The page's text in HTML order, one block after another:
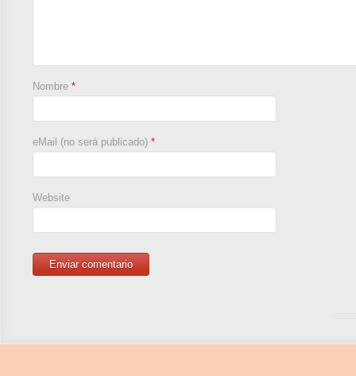
Nombre *
eMail (no será publicado) *
Website